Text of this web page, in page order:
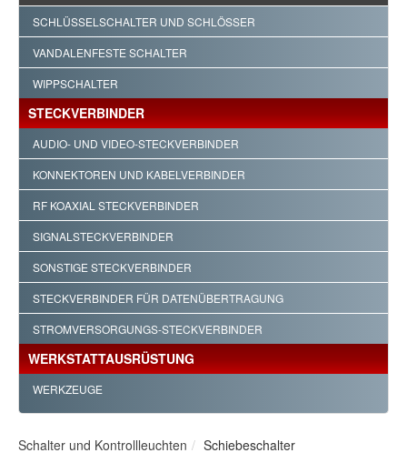
SCHLÜSSELSCHALTER UND SCHLÖSSER
VANDALENFESTE SCHALTER
WIPPSCHALTER
STECKVERBINDER
AUDIO- UND VIDEO-STECKVERBINDER
KONNEKTOREN UND KABELVERBINDER
RF KOAXIAL STECKVERBINDER
SIGNALSTECKVERBINDER
SONSTIGE STECKVERBINDER
STECKVERBINDER FÜR DATENÜBERTRAGUNG
STROMVERSORGUNGS-STECKVERBINDER
WERKSTATTAUSRÜSTUNG
WERKZEUGE
Schalter und Kontrollleuchten Schiebeschalter